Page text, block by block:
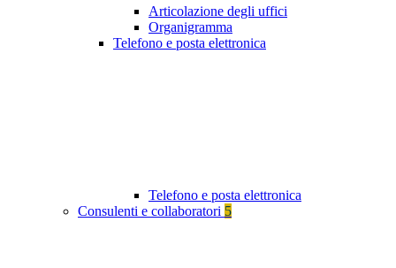
Articolazione degli uffici
Organigramma
Telefono e posta elettronica
Telefono e posta elettronica
Consulenti e collaboratori 5